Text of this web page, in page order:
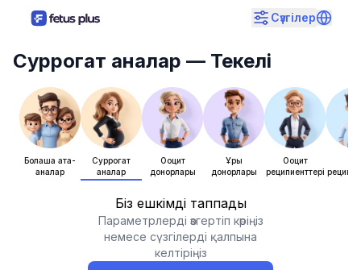
Сүзгілер
Суррогат аналар — Текелі
Болашақ ата-
аналар
Суррогат
аналар
Ооцит
донорлары
Ұрық
донорлары
Ооцит
реципиенттері
Біз ешкімді таппадық
Параметрлерді өзгертіп көріңіз
немесе сүзгілерді қалпына
келтіріңіз